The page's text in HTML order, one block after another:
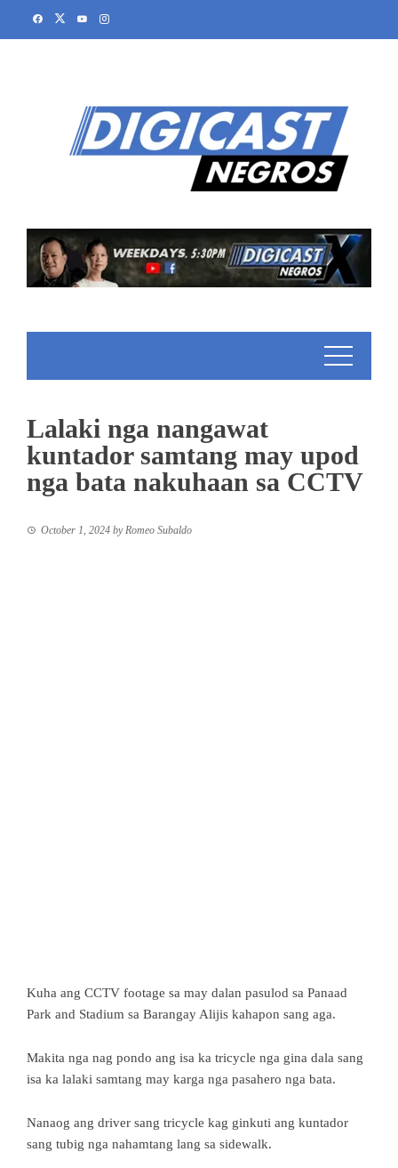
Lalaki nga nangawat
kuntador samtang may upod
nga bata nakuhaan sa CCTV
October 1, 2024 by Romeo Subaldo
Kuha ang CCTV footage sa may dalan pasulod sa Panaad
Park and Stadium sa Barangay Alijis kahapon sang aga.
Makita nga nag pondo ang isa ka tricycle nga gina dala sang
isa ka lalaki samtang may karga nga pasahero nga bata.
Nanaog ang driver sang tricycle kag ginkuti ang kuntador
sang tubig nga nahamtang lang sa sidewalk.